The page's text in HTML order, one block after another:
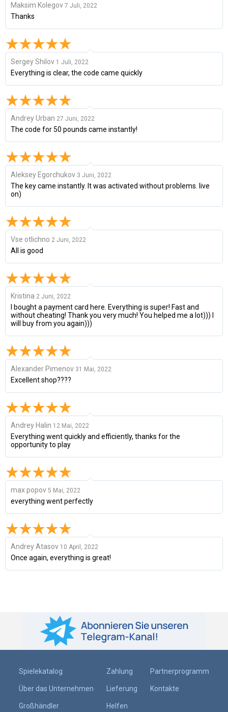
Maksim Kolegov 7 Juli, 2022
Thanks
Sergey Shilov 1 Juli, 2022
Everything is clear, the code came quickly
Andrey Urban 27 Juni, 2022
The code for 50 pounds came instantly!
Aleksey Egorchukov 3 Juni, 2022
The key came instantly. It was activated without problems. live
on)
Vse otlichno 2 Juni, 2022
All is good
Kristina 2 Juni, 2022
I bought a payment card here. Everything is super! Fast and
without cheating! Thank you very much! You helped me a lot))) I
will buy from you again)))
Alexander Pimenov 31 Mai, 2022
Excellent shop????
Andrey Halin 12 Mai, 2022
Everything went quickly and efficiently, thanks for the
opportunity to play
max popov 5 Mai, 2022
everything went perfectly
Andrey Atasov 10 April, 2022
Once again, everything is great!
Spielekatalog
Über das Unternehmen
Großhändler
Zahlung
Lieferung
Helfen
Partnerprogramm
Kontakte